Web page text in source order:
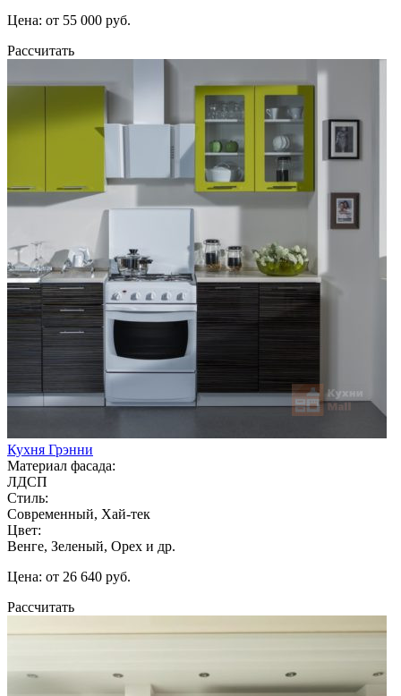
Цена: от 55 000 руб.
Рассчитать
Кухня Грэнни
Материал фасада:
ЛДСП
Стиль:
Современный, Хай-тек
Цвет:
Венге, Зеленый, Орех и др.
Цена: от 26 640 руб.
Рассчитать